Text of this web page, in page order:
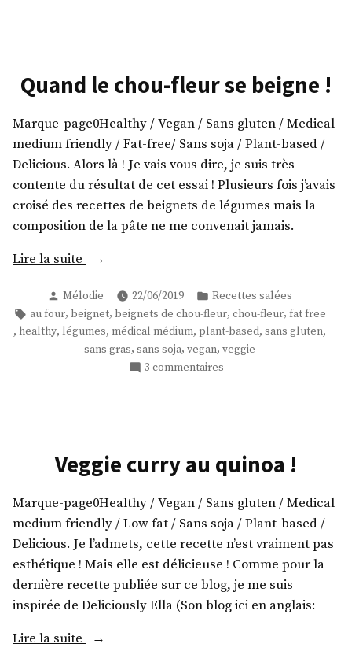
Quand le chou-fleur se beigne !
Marque-page0Healthy / Vegan / Sans gluten / Medical
medium friendly / Fat-free/ Sans soja / Plant-based /
Delicious. Alors là ! Je vais vous dire, je suis très
contente du résultat de cet essai ! Plusieurs fois j’avais
croisé des recettes de beignets de légumes mais la
composition de la pâte ne me convenait jamais.
Lire la suite
« Quand
chou-
fleur
se
beigne
Publié
par
Mélodie 22/06/2019
Publié
dans
Recettes salées
Étiquettes :
au four, beignet, beignets de chou-fleur, chou-fleur, fat free
, healthy, légumes, médical médium, plant-based, sans gluten,
sans gras, sans soja, vegan, veggie
3 commentairessur
beigne
Veggie curry au quinoa !
Marque-page0Healthy / Vegan / Sans gluten / Medical
medium friendly / Low fat / Sans soja / Plant-based /
Delicious. Je l’admets, cette recette n’est vraiment pas
esthétique ! Mais elle est délicieuse ! Comme pour la
dernière recette publiée sur ce blog, je me suis
inspirée de Deliciously Ella (Son blog ici en anglais:
Lire la suite
« Veggie